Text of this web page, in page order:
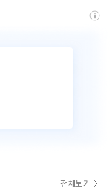
전체보기